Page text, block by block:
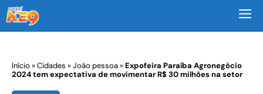
Início »Cidades »João pessoa»Expofeira Paraíba Agronegócio
2024 tem expectativa de movimentar R$ 30 milhões na setor